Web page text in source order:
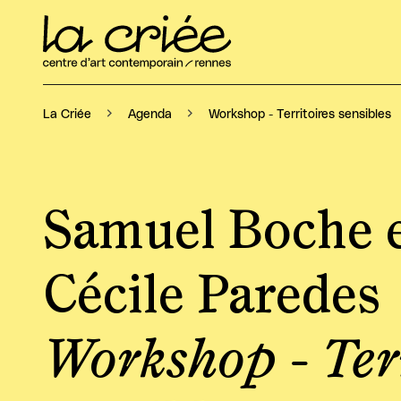
La Criée Agenda Workshop - Territoires sensibles
Workshop -
Samuel Boche
Cécile Paredes